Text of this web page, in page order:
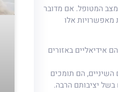
המטופל. אם מדובר
מאפשרויות אלו
ובזכות גודלם הם אידיאליים באזורים
הם תומכים
בשל יציבותם הרבה.